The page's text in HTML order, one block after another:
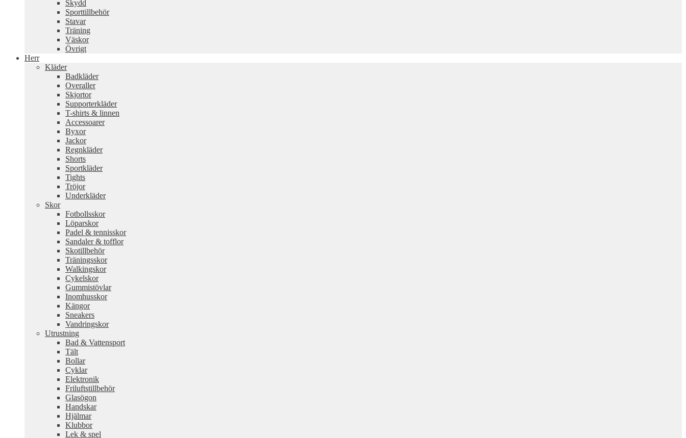
Skydd
Sporttillbehör
Stavar
Träning
Väskor
Övrigt
Herr
Kläder
Badkläder
Overaller
Skjortor
Supporterkläder
T-shirts & linnen
Accessoarer
Byxor
Jackor
Regnkläder
Shorts
Sportkläder
Tights
Tröjor
Underkläder
Skor
Fotbollsskor
Löparskor
Padel & tennisskor
Sandaler & tofflor
Skotillbehör
Träningsskor
Walkingskor
Cykelskor
Gummistövlar
Inomhusskor
Kängor
Sneakers
Vandringskor
Utrustning
Bad & Vattensport
Tält
Bollar
Cyklar
Elektronik
Friluftstillbehör
Glasögon
Handskar
Hjälmar
Klubbor
Lek & spel